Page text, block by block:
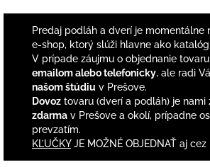
á
d
a
c
e
p
v
Predaj podláh a dverí je momentálne
e-shop, ktorý slúži hlavne ako
V prípade záujmu o objednanie
emailom alebo telefonicky, ale radi
našom štúdiu v Prešove.
Dovoz tovaru (dverí a podláh) je nami
zdarma v Prešove a okolí, prípadne
prevzatím.
KĽUČKYJE MOŽNÉ OBJEDNAŤ aj cez